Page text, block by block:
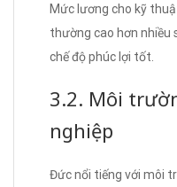
Mức lương cho kỹ
thường cao hơn nhiều
chế độ phúc lợi tốt.
3.2. Môi
nghiệp
Đức nổi tiếng với môi